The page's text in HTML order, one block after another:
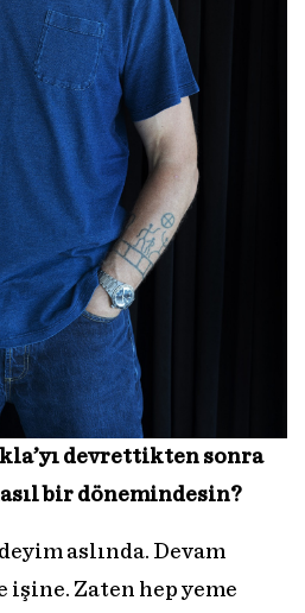
devrettikten sonra
bir dönemindesin?
aslında. Devam
işine. Zaten hep yeme